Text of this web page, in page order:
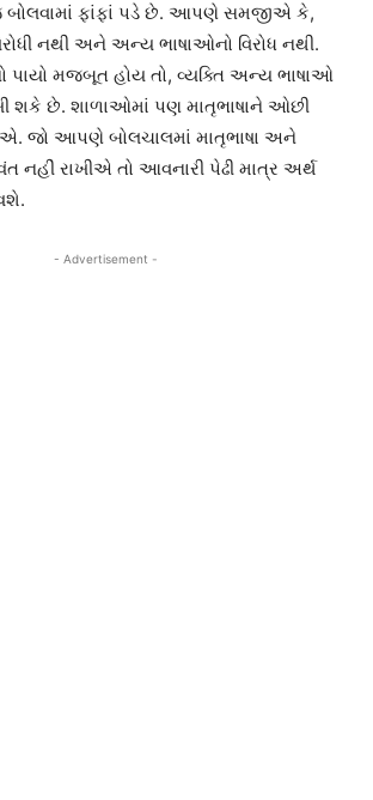
જ બોલવામાં ફાંફાં પડે છે. આપણે સમજીએ કે,
નથી અને અન્ય ભાષાઓનો વિરોધ નથી.
પાયો મજબૂત હોય તો, વ્યક્તિ અન્ય ભાષાઓ
શકે છે. શાળાઓમાં પણ માતૃભાષાને ઓછી
જો આપણે બોલચાલમાં માતૃભાષા અને
નહીં રાખીએ તો આવનારી પેઢી માત્ર અર્થ
- Advertisement -